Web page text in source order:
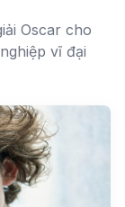
Oscar cho
vĩ đại